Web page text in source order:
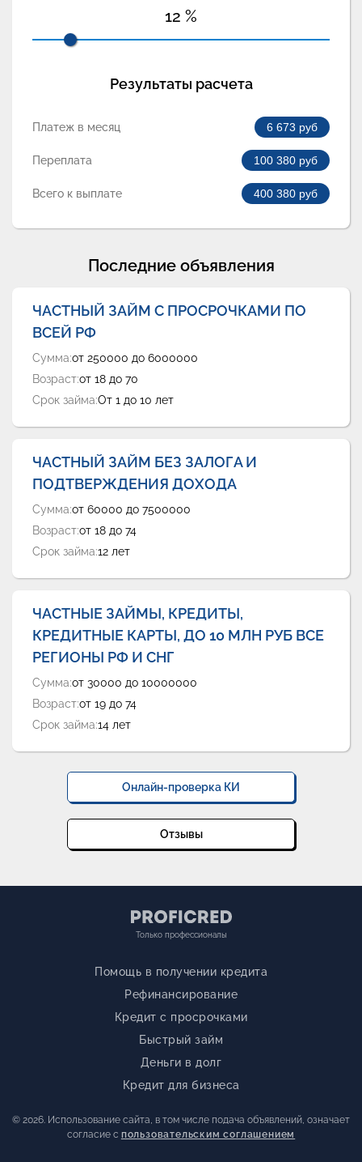
12 %
Результаты расчета
Платеж в месяц 6 673 руб
Переплата 100 380 руб
Всего к выплате 400 380 руб
Последние объявления
ЧАСТНЫЙ ЗАЙМ С ПРОСРОЧКАМИ ПО
ВСЕЙ РФ
Сумма:от 250000 до 6000000
Возраст:от 18 до 70
Срок займа:От 1 до 10 лет
ЧАСТНЫЙ ЗАЙМ БЕЗ ЗАЛОГА И
ПОДТВЕРЖДЕНИЯ ДОХОДА
Сумма:от 60000 до 7500000
Возраст:от 18 до 74
Срок займа:12 лет
ЧАСТНЫЕ ЗАЙМЫ, КРЕДИТЫ,
КРЕДИТНЫЕ КАРТЫ, ДО 10 МЛН РУБ ВСЕ
РЕГИОНЫ РФ И СНГ
Сумма:от 30000 до 10000000
Возраст:от 19 до 74
Срок займа:14 лет
Онлайн-проверка КИ
Отзывы
Только профессионалы
Помощь в получении кредита
Рефинансирование
Кредит с просрочками
Быстрый займ
Деньги в долг
Кредит для бизнеса
© 2026. Использование сайта, в том числе подача объявлений, означает
согласие с пользовательским соглашением